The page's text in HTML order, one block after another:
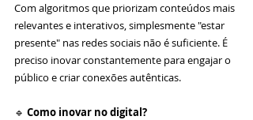
Com algoritmos que priorizam conteúdos mais
relevantes e interativos, simplesmente "estar
presente" nas redes sociais não é suficiente. É
preciso inovar constantemente para engajar o
público e criar conexões autênticas.
🔹 Como inovar no digital?